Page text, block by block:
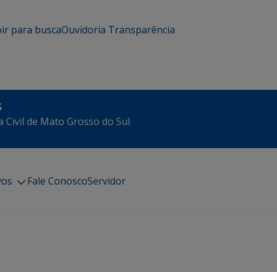
ir para buscaOuvidoria Transparência
Civil de Mato Grosso do Sul
Fale ConoscoServidor